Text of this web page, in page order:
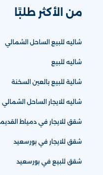
من الأكثر طلبًا
شاليه للبيع الساحل الشمالي
شاليه للبيع
شالية للبيع بالعين السخنة
شاليه للايجار الساحل الشمالي
شقق للايجار في دمياط
شقق للايجار في بورسعيد
شقق للبيع في بورسعيد